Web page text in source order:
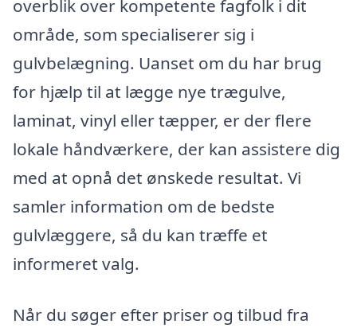
overblik over kompetente fagfolk i dit
område, som specialiserer sig i
gulvbelægning. Uanset om du har brug
for hjælp til at lægge nye trægulve,
laminat, vinyl eller tæpper, er der flere
lokale håndværkere, der kan assistere dig
med at opnå det ønskede resultat. Vi
samler information om de bedste
gulvlæggere, så du kan træffe et
informeret valg.
Når du søger efter priser og tilbud fra